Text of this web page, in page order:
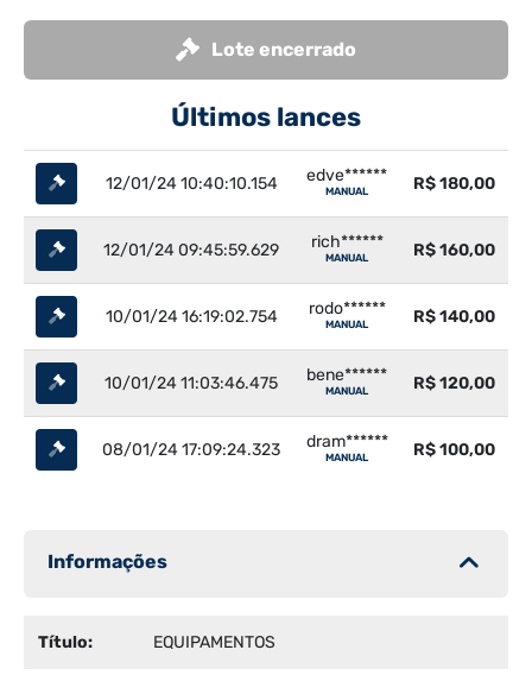
Lote encerrado
Últimos lances
12/01/24 10:40:10.154 edve******
MANUAL R$ 180,00
12/01/24 09:45:59.629 rich******
MANUAL R$ 160,00
10/01/24 16:19:02.754 rodo******
MANUAL R$ 140,00
10/01/24 11:03:46.475 bene******
MANUAL R$ 120,00
08/01/24 17:09:24.323 dram******
MANUAL R$ 100,00
Informações
Título: EQUIPAMENTOS